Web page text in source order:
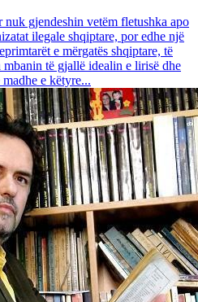
gjendeshin vetëm fletushka apo
ilegale shqiptare, por edhe një
e mërgatës shqiptare, të
të gjallë idealin e lirisë dhe
e këtyre...